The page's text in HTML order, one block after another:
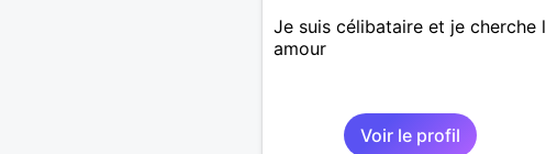
Je suis célibataire et je cherche l
amour
Voir le profil